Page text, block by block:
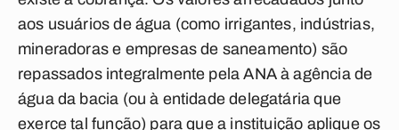
aos usuários de água (como irrigantes, indústrias,
mineradoras e empresas de saneamento) são
repassados integralmente pela ANA à agência de
água da bacia (ou à entidade delegatária que
exerce tal função) para que a instituição aplique os